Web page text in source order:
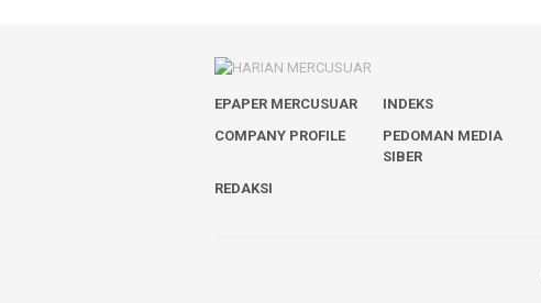
EPAPER MERCUSUAR INDEKS
COMPANY PROFILE
PEDOMAN MEDIA
SIBER
REDAKSI